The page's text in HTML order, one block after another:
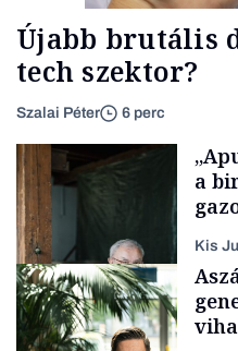
Újabb brutális
tech szektor?
Szalai Péter 6 perc
a
Kis